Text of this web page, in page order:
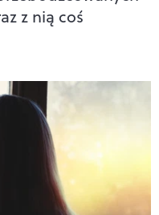
z nią coś